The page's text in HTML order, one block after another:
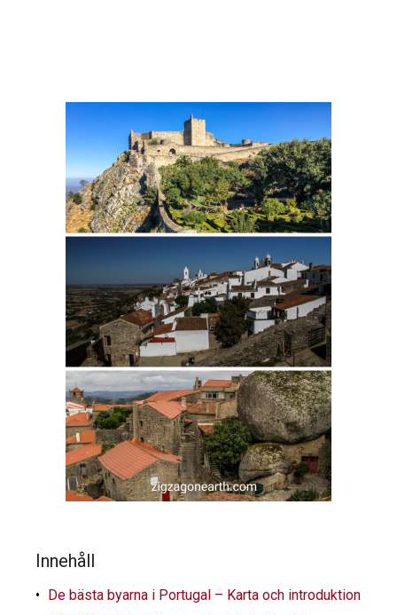
Innehåll
De bästa byarna i Portugal – Karta och introduktion